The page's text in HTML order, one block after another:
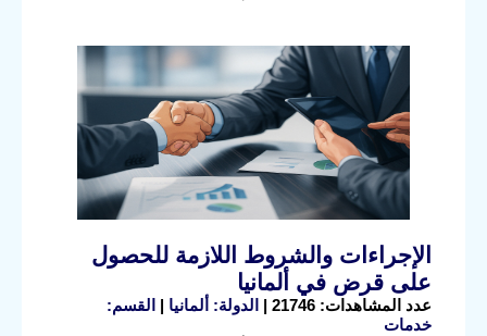
الإجراءات والشروط اللازمة للحصول
على قرض في ألمانيا
عدد المشاهدات: 21746 | الدولة: ألمانيا | القسم:
خدمات